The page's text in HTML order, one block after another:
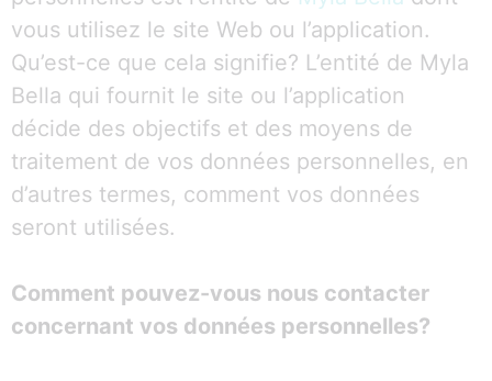
vous utilisez le site Web ou l’application.
Qu’est-ce que cela signifie? L’entité de Myla
Bella qui fournit le site ou l’application
décide des objectifs et des moyens de
traitement de vos données personnelles, en
d’autres termes, comment vos données
seront utilisées.
Comment pouvez-vous nous contacter
concernant vos données personnelles?